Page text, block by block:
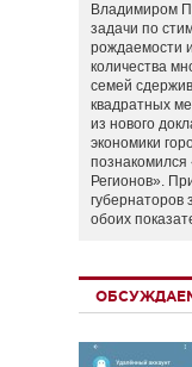
Владимиром
задачи по
рождаемости
количества
семей
квадратных
из нового
экономики
познакомился
Регионов».
губернаторов
обоих